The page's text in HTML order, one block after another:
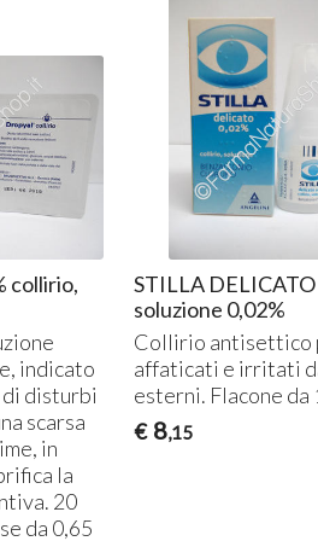
collirio,
indicato
disturbi
scarsa
in
la
20
da 0,65
STILLA
soluzione 0,02%
Collirio antisettico
affaticati e irritati
esterni. Flacone da
€ 8,15
REISHI o
15-07-
Il Reishi
tra i più
le sue
oggi